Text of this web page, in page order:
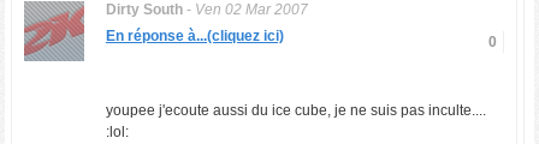
Dirty South- Ven 02 Mar 2007
0
En réponse à...(cliquez ici)
youpee j'ecoute aussi du ice cube, je ne suis pas inculte....
:lol: